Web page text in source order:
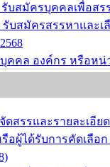
บสมัครบุคคลเพื่อส
รับสมัครสรรหาและ
คคล องค์กร หรือห
รรับสมัครเพื่อคัด
ฒนธรรม ประจำปี พ.
สรรและรายละเอี
อผู้ได้รับการคัดเลื